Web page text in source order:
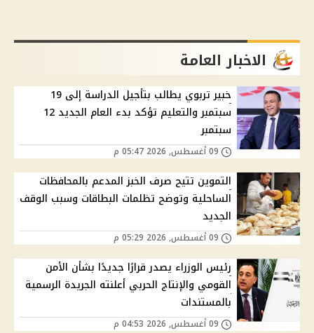
الاخبار العامة
خبير تربوي يطالب بتأجيل الدراسة إلى 19
سبتمبر والتعليم تؤكد بدء العام الجديد 12
سبتمبر
التموين تتيح صرف الخبز المدعم بالمحافظات
الساحلية وتوضح تظلمات البطاقات وسبب الوقف
الجديد
رئيس الوزراء يصدر قرارًا جديدًا بشأن الأمن
القومي والإنتاج الحربي أعلنته الجريدة الرسمية
بالمستندات